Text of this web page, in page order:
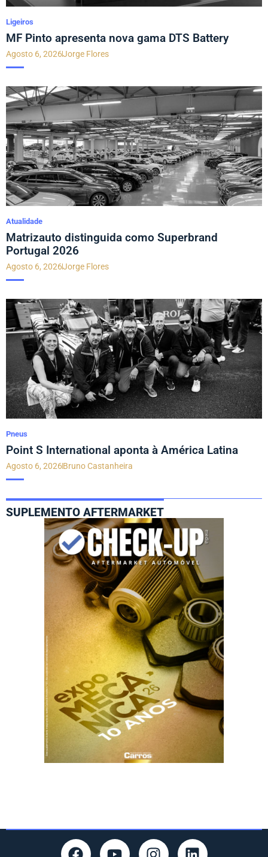
Ligeiros
MF Pinto apresenta nova gama DTS Battery
Agosto 6, 2026Jorge Flores
Atualidade
Matrizauto distinguida como Superbrand
Portugal 2026
Agosto 6, 2026Jorge Flores
Pneus
Point S International aponta à América Latina
Agosto 6, 2026Bruno Castanheira
SUPLEMENTO AFTERMARKET